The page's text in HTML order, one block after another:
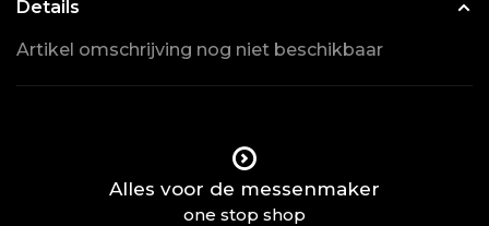
Details
Artikel omschrijving nog niet beschikbaar
Alles voor de messenmaker
one stop shop